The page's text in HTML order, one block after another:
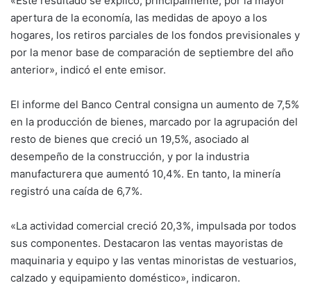
apertura de la economía, las medidas de apoyo a los
hogares, los retiros parciales de los fondos previsionales y
por la menor base de comparación de septiembre del año
anterior», indicó el ente emisor.
El informe del Banco Central consigna un aumento de 7,5%
en la producción de bienes, marcado por la agrupación del
resto de bienes que creció un 19,5%, asociado al
desempeño de la construcción, y por la industria
manufacturera que aumentó 10,4%. En tanto, la minería
registró una caída de 6,7%.
«La actividad comercial creció 20,3%, impulsada por todos
sus componentes. Destacaron las ventas mayoristas de
maquinaria y equipo y las ventas minoristas de vestuarios,
calzado y equipamiento doméstico», indicaron.